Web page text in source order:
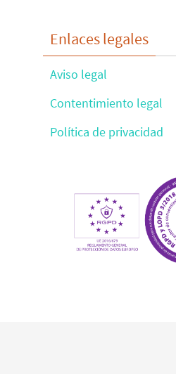
Enlaces legales
Aviso legal
Contentimiento legal
Política de privacidad